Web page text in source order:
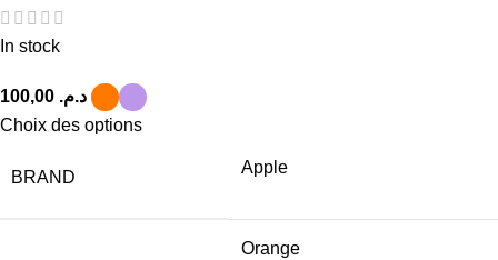
In stock
د.م.
Choix des options
BRAND
Apple
Orange